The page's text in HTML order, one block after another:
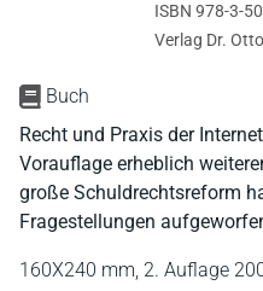
Buch
Recht und Praxis der
Vorauflage erheblich
große Schuldrechtsreform
Fragestellungen
160X240 mm, 2. Auflage
ISBN 978-3-
Verlag Dr.